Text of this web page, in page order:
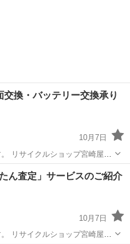
交換・バッテリー交換承り
10月7日
リサイクルショップ宮崎屋で
取り
サイクルショップ
ん査定」サービスのご紹介
10月7日
リサイクルショップ宮崎屋で